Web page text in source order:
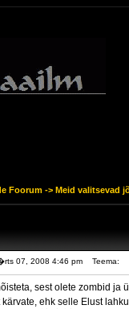
Foorum -> Meid valitsevad
07, 2008 4:46 pm Teema:
sest olete zombid ja
ehk selle Elust